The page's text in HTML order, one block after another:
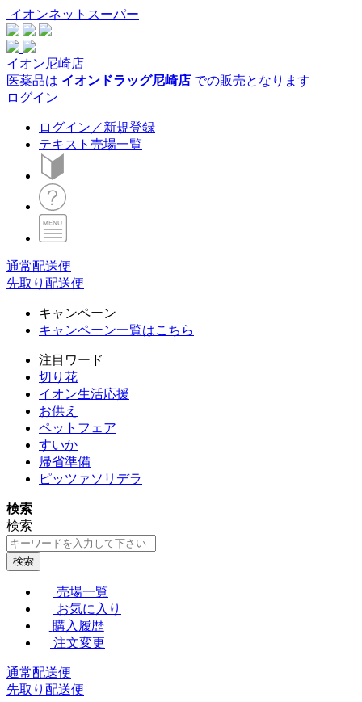
イオンネットスーパー
イオン尼崎店
医薬品は イオンドラッグ尼崎店 での販売となります
ログイン
ログイン／新規登録
テキスト売場一覧
通常配送便
先取り配送便
キャンペーン
キャンペーン一覧はこちら
注目ワード
切り花
イオン生活応援
お供え
ペットフェア
すいか
帰省準備
ピッツァソリデラ
検索
検索
検索
売場一覧
お気に入り
購入履歴
注文変更
通常配送便
先取り配送便